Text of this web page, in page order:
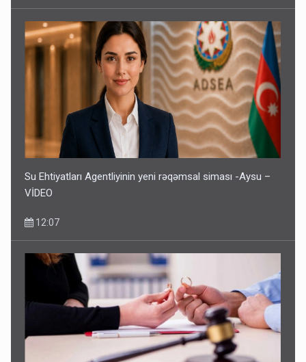
Su Ehtiyatları Agentliyinin yeni rəqəmsal siması -Aysu –
VİDEO
12:07